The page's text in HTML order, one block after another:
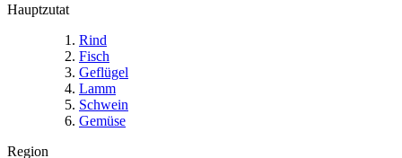
Hauptzutat
Rind
Fisch
Geflügel
Lamm
Schwein
Gemüse
Region